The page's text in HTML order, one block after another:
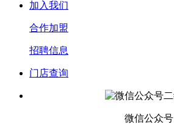
加入我们
合作加盟
招聘信息
门店查询
微信公众号